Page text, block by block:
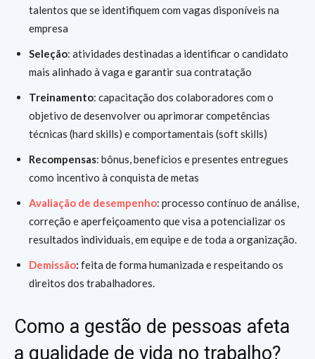
talentos que se identifiquem com vagas disponíveis na
empresa
Seleção: atividades destinadas a identificar o candidato
mais alinhado à vaga e garantir sua contratação
Treinamento: capacitação dos colaboradores com o
objetivo de desenvolver ou aprimorar competências
técnicas (hard skills) e comportamentais (soft skills)
Recompensas: bônus, benefícios e presentes entregues
como incentivo à conquista de metas
Avaliação de desempenho: processo contínuo de análise,
correção e aperfeiçoamento que visa a potencializar os
resultados individuais, em equipe e de toda a organização.
Demissão: feita de forma humanizada e respeitando os
direitos dos trabalhadores.
Como a gestão de pessoas afeta
a qualidade de vida no trabalho?